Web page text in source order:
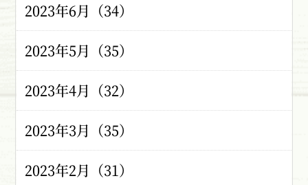
2023年6月（34）
2023年5月（35）
2023年4月（32）
2023年3月（35）
2023年2月（31）